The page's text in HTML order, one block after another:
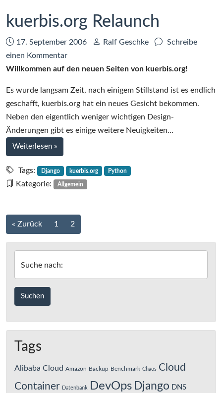
kuerbis.org Relaunch
Datum:
17. September 2006 Autor:
Ralf Geschke
Schreibe
einen Kommentarzu
kuerbis.org
Willkommen auf den neuen Seiten von kuerbis.org!
Es wurde langsam Zeit, nach einigem Stillstand ist es endlich
geschafft, kuerbis.org hat ein neues Gesicht bekommen.
Neben den eigentlich weniger wichtigen Design-
Änderungen gibt es einige weitere Neuigkeiten…
Weiterlesen bei
kuerbis.org
Relaunch
»
Tags: Django kuerbis.org Python
Kategorie: Allgemein
Beitrags-
Navigation
« Zurück 1 2
Suche nach:
Tags
Alibaba Cloud Amazon Backup Benchmark Chaos Cloud
Container Datenbank DevOps Django DNS